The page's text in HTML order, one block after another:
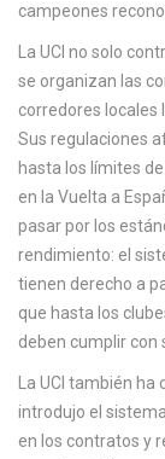
campeones
La UCI no solo
se organizan las
corredores locales
Sus regulaciones
hasta los límites
en la Vuelta a
pasar por los
rendimiento: el
tienen derecho a
que hasta los
deben cumplir con
La UCI también
introdujo el
en los contratos y